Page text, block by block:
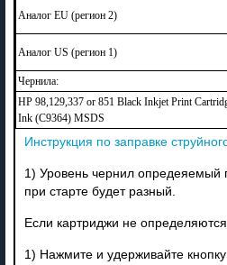
Аналог EU (регион 2)
Аналог US (регион 1)
Чернила:
HP 98,129,337 or 851 Black Inkjet Print
Ink (C9364) MSDS
Инструкция по заправке
1) Уровень чернил опредеяемый
при старте будет разный.
Если картриджи не
1) Нажмите и удерживайте